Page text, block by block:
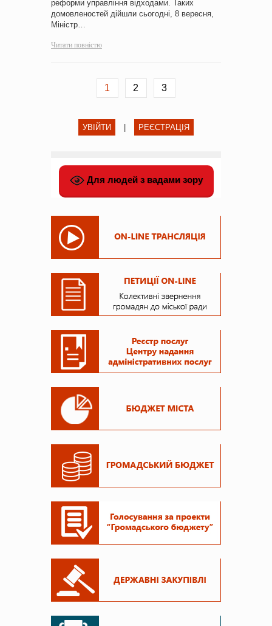
реформи управління відходами. Таких
домовленостей дійшли сьогодні, 8 вересня,
Міністр…
Читати повністю
1 2 3
УВІЙТИ РЕЄСТРАЦІЯ
Для людей з вадами зору